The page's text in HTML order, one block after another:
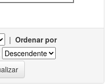
| Ordenar por